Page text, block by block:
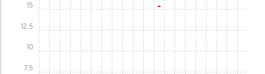
7.5
10
12.5
15